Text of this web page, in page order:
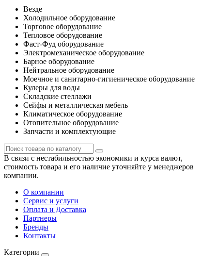
Везде
Холодильное оборудование
Торговое оборудование
Тепловое оборудование
Фаст-Фуд оборудование
Электромеханическое оборудование
Барное оборудование
Нейтральное оборудование
Моечное и санитарно-гигиеническое оборудование
Кулеры для воды
Складские стеллажи
Сейфы и металлическая мебель
Климатическое оборудование
Отопительное оборудование
Запчасти и комплектующие
В связи с нестабильностью экономики и курса валют,
стоимость товара и его наличие уточняйте у менеджеров
компании.
О компании
Сервис и услуги
Оплата и Доставка
Партнеры
Бренды
Контакты
Категории